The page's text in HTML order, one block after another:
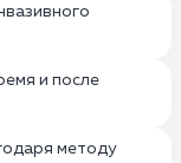
и после
методу